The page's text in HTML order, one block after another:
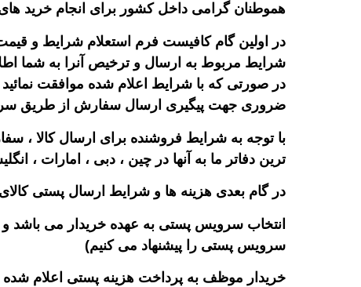
هموطنان گرامی داخل کشور برای انجام خرید های
در اولین گام کافیست فرم استعلام شرایط و قیمت
شرایط مربوط به ارسال و ترخیص آنرا به شما
در صورتی که با شرایط اعلام شده موافقت نمائید
ضروری جهت پیگیری ارسال سفارش از طریق
با توجه به شرایط فروشنده برای ارسال کالا
ترین دفاتر ما به آنها در چین ، دبی ، امارات ،
در گام بعدی هزینه ها و شرایط ارسال پستی
انتخاب سرویس پستی به عهده خریدار می باشد و
سرویس پستی را پیشنهاد می کنیم)
خریدار موظف به پرداخت هزینه پستی اعلام شده حداکثر ظرف